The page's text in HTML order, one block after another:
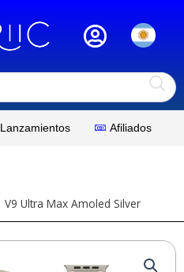
Lanzamientos Afiliados
V9 Ultra Max Amoled Silver